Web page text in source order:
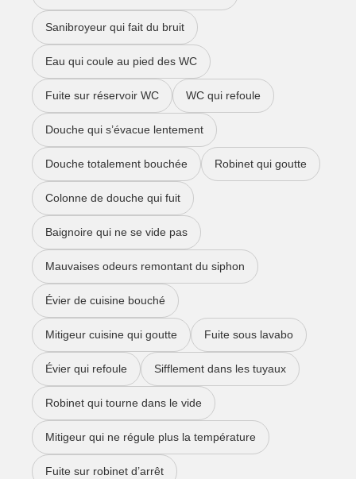
Sanibroyeur qui fait du bruit
Eau qui coule au pied des WC
Fuite sur réservoir WC WC qui refoule
Douche qui s’évacue lentement
Douche totalement bouchée Robinet qui goutte
Colonne de douche qui fuit
Baignoire qui ne se vide pas
Mauvaises odeurs remontant du siphon
Évier de cuisine bouché
Mitigeur cuisine qui goutte Fuite sous lavabo
Évier qui refoule Sifflement dans les tuyaux
Robinet qui tourne dans le vide
Mitigeur qui ne régule plus la température
Fuite sur robinet d’arrêt